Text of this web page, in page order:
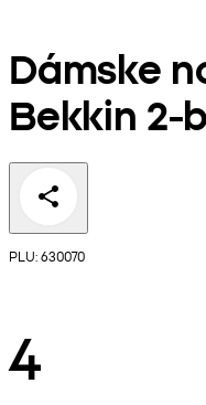
Dámske
Bekkin 2-
PLU: 630070
4